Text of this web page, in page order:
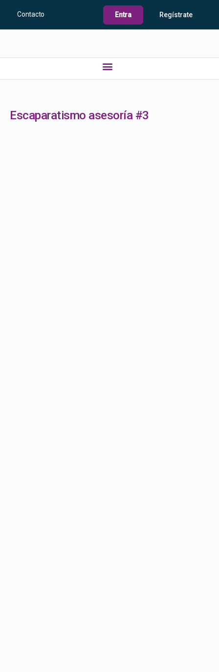
Contacto Entra Regístrate
Escaparatismo asesoría #3